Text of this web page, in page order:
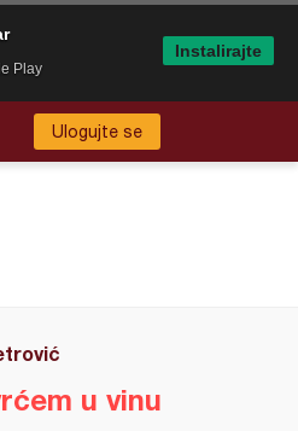
Ulogujte se
u vinu
Play
Instalirajte